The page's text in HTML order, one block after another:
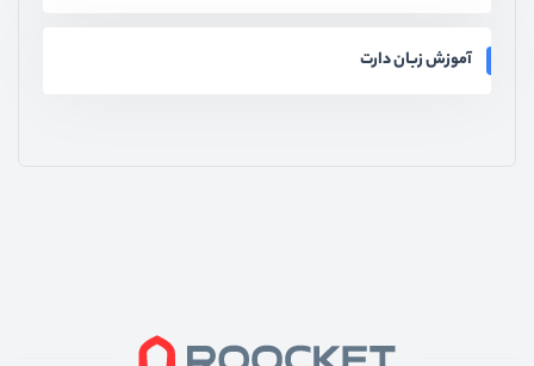
آموزش زبان دارت